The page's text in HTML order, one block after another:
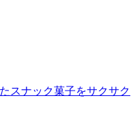
スナック菓子をサクサク